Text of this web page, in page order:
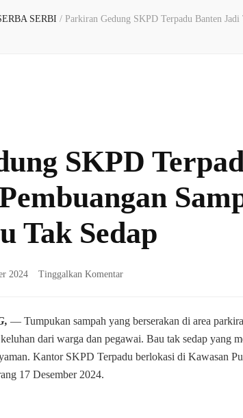
SERBI / Parkiran Gedung SKPD Terpadu Banten
SKPD
Tak Sedap
2024 Tinggalkan Komentarpada
SKPD
Banten
Jadi
— Tumpukan sampah yang berserakan di area
dari warga dan pegawai. Bau tak sedap yang
Kantor SKPD Terpadu berlokasi di Kawasan
17 Desember 2024.